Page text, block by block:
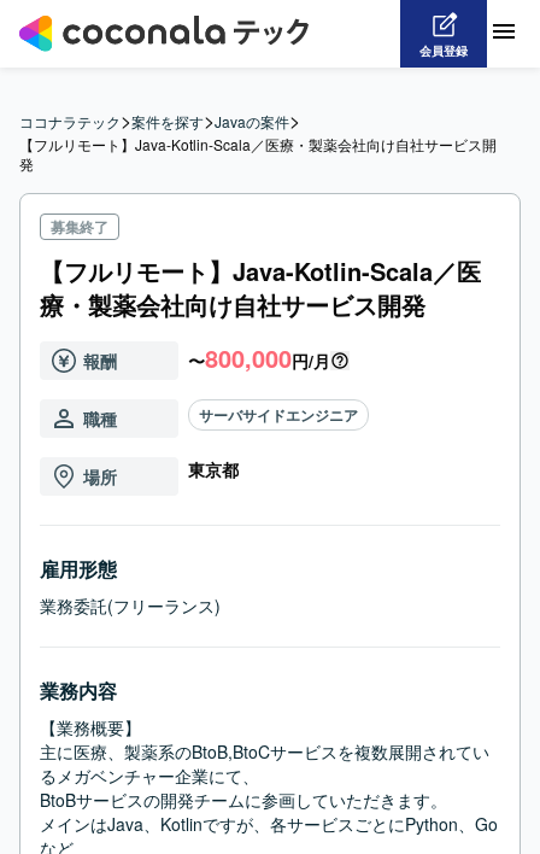
会員登録
ココナラテック>案件を探す>Javaの案件>
【フルリモート】Java-Kotlin-Scala／医療・製薬会社向け自社サービス開
発
募集終了
【フルリモート】Java-Kotlin-Scala／医
療・製薬会社向け自社サービス開発
報酬 〜800,000円/月
職種 サーバサイドエンジニア
場所 東京都
雇用形態
業務委託(フリーランス)
業務内容
【業務概要】
主に医療、製薬系のBtoB,BtoCサービスを複数展開されてい
るメガベンチャー企業にて、
BtoBサービスの開発チームに参画していただきます。
メインはJava、Kotlinですが、各サービスごとにPython、Go
など